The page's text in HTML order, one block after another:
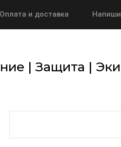
Оплата и доставка
| Защита |